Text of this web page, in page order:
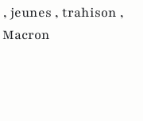
jeunes , trahison ,